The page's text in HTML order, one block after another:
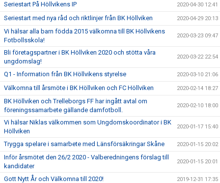
Seriestart På Höllvikens IP 2020-04-30 12:41
Seriestart med nya råd och riktlinjer från BK Höllviken 2020-04-29 20:13
Vi hälsar alla barn födda 2015 välkomna till BK Höllvikens
Fotbollsskola!
2020-03-23 09:47
Bli företagspartner i BK Höllviken 2020 och stötta våra
ungdomslag!
2020-03-22 22:54
Q1 - Information från BK Höllvikens styrelse 2020-03-10 21:06
Välkomna till årsmöte i BK Höllviken och FC Höllviken 2020-02-14 18:27
BK Höllviken och Trelleborgs FF har ingått avtal om
föreningssamarbete gällande damfotboll.
2020-02-10 18:00
Vi hälsar Niklas välkommen som Ungdomskoordinator i BK
Höllviken
2020-01-17 15:40
Trygga spelare i samarbete med Länsförsäkringar Skåne 2020-01-15 20:02
Inför årsmötet den 26/2 2020 - Valberedningens förslag till
kandidater
2020-01-15 20:01
Gott Nytt År och Välkomna till 2020! 2019-12-31 17:35